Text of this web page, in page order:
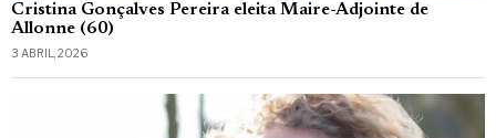
Cristina Gonçalves Pereira eleita Maire-Adjointe de
Allonne (60)
3 ABRIL, 2026